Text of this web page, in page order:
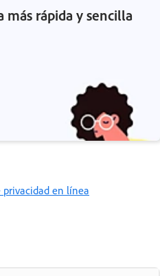
más rápida y sencilla
privacidad en línea